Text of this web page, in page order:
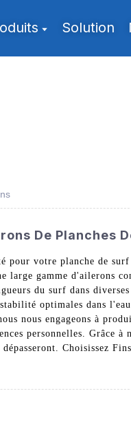
Solution
De Planches
pour votre planche de
large gamme d'ailerons
du surf dans
optimales dans
nous engageons à
personnelles. Grâce
Choisissez